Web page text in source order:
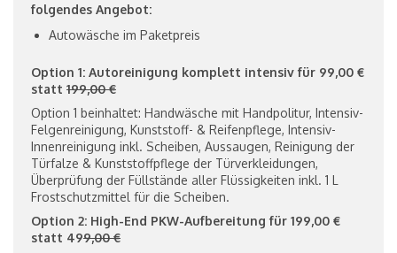
folgendes Angebot:
Autowäsche im Paketpreis
Option 1: Autoreinigung komplett intensiv für 99,00 €
statt 199,00 €
Option 1 beinhaltet: Handwäsche mit Handpolitur, Intensiv-
Felgenreinigung, Kunststoff- & Reifenpflege, Intensiv-
Innenreinigung inkl. Scheiben, Aussaugen, Reinigung der
Türfalze & Kunststoffpflege der Türverkleidungen,
Überprüfung der Füllstände aller Flüssigkeiten inkl. 1 L
Frostschutzmittel für die Scheiben.
Option 2: High-End PKW-Aufbereitung für 199,00 €
statt 499,00 €